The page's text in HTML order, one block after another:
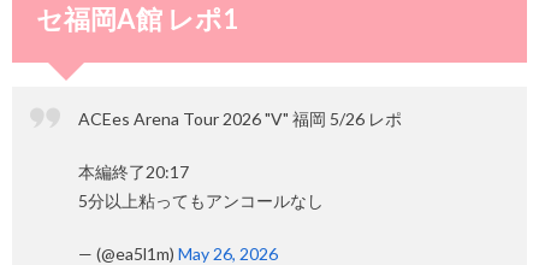
セ福岡A館 レポ1
ACEes Arena Tour 2026 "V" 福岡 5/26 レポ
本編終了20:17
5分以上粘ってもアンコールなし
— (@ea5l1m) May 26, 2026